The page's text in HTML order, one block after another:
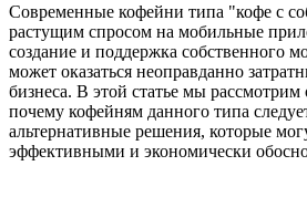
Современные кофейни типа "кофе с
растущим спросом на мобильные
создание и поддержка собственного
может оказаться неоправданно
бизнеса. В этой статье мы
почему кофейням данного типа
альтернативные решения, которые
эффективными и экономически